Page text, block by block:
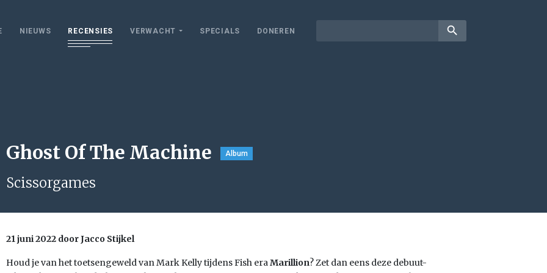
NIEUWS RECENSIES VERWACHT SPECIALS DONEREN search
Ghost Of The Machine Album
Scissorgames
21 juni 2022 door Jacco Stijkel
Houd je van het toetsengeweld van Mark Kelly tijdens Fish eraMarillion? Zet dan eens deze debuut-